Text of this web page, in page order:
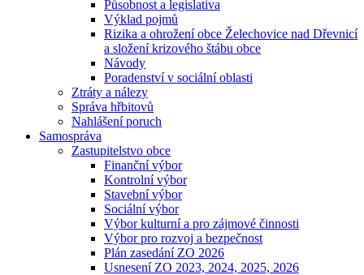
Působnost a legislativa
Výklad pojmů
Rizika a ohrožení obce Želechovice nad Dřevnicí
a složení krizového štábu obce
Návody
Poradenství v sociální oblasti
Ztráty a nálezy
Správa hřbitovů
Nahlášení poruch
Samospráva
Zastupitelstvo obce
Finanční výbor
Kontrolní výbor
Stavební výbor
Sociální výbor
Výbor kulturní a pro zájmové činnosti
Výbor pro rozvoj a bezpečnost
Plán zasedání ZO 2026
Usnesení ZO 2023, 2024, 2025, 2026